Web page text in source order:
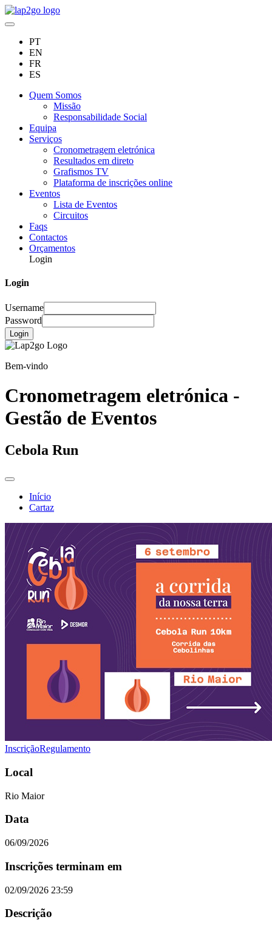
PT
EN
FR
ES
Quem Somos
Missão
Responsabilidade Social
Equipa
Serviços
Cronometragem eletrónica
Resultados em direto
Grafismos TV
Plataforma de inscrições online
Eventos
Lista de Eventos
Circuitos
Faqs
Contactos
Orçamentos
Login
Login
Username
Password
Login
Bem-vindo
Cronometragem eletrónica -
Gestão de Eventos
Cebola Run
Início
Cartaz
InscriçãoRegulamento
Local
Rio Maior
Data
06/09/2026
Inscrições terminam em
02/09/2026 23:59
Descrição